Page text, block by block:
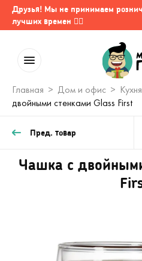
Друзья! Мы не принимаем
лучших времен 🤷‍♂️
Главная Дом и офис Кухня
двойными стенками Glass First
Пред. товар
Чашка с